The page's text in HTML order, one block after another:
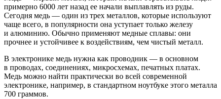
примерно 6000 лет назад ее начали выплавлять из руды.
Сегодня медь — один из трех металлов, которые используют
чаще всего, в популярности она уступает только железу
и алюминию. Обычно применяют медные сплавы: они
прочнее и устойчивее к воздействиям, чем чистый металл.
В электронике медь нужна как проводник — в основном
в проводах, соединениях, микросхемах, печатных платах.
Медь можно найти практически во всей современной
электронике, например, в стандартном ноутбуке этого металла
700 граммов.